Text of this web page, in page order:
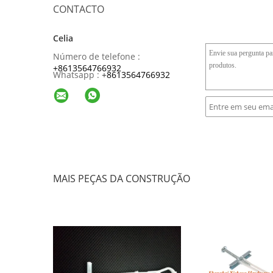
CONTACTO
Celia
Número de telefone :
+8613564766932
Whatsapp :+8613564766932
MAIS PEÇAS DA CONSTRUÇÃO